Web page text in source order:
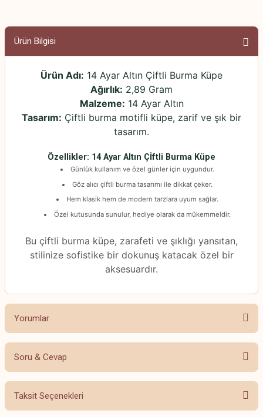
Ürün Bilgisi
Ürün Adı: 14 Ayar Altın Çiftli Burma Küpe
Ağırlık: 2,89 Gram
Malzeme: 14 Ayar Altın
Tasarım: Çiftli burma motifli küpe, zarif ve şık bir
tasarım.
Özellikler: 14 Ayar Altın Çİftli Burma Küpe
Günlük kullanım ve özel günler için uygundur.
Göz alıcı çiftli burma tasarımı ile dikkat çeker.
Hem klasik hem de modern tarzlara uyum sağlar.
Özel kutusunda sunulur, hediye olarak da mükemmeldir.
Bu çiftli burma küpe, zarafeti ve şıklığı yansıtan,
stilinize sofistike bir dokunuş katacak özel bir
aksesuardır.
Yorumlar
Soru & Cevap
Taksit Seçenekleri